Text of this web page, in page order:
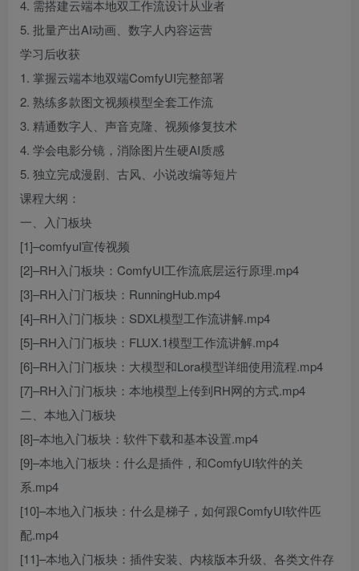
4. 需搭建云端本地双工作流设计从业者
5. 批量产出AI动画、数字人内容运营
学习后收获
1. 掌握云端本地双端ComfyUI完整部署
2. 熟练多款图文视频模型全套工作流
3. 精通数字人、声音克隆、视频修复技术
4. 学会电影分镜，消除图片生硬AI质感
5. 独立完成漫剧、古风、小说改编等短片
课程大纲：
一、入门板块
[1]–comfyuI宣传视频
[2]–RH入门板块：ComfyUI工作流底层运行原理.mp4
[3]–RH入门门板块：RunningHub.mp4
[4]–RH入门门板块：SDXL模型工作流讲解.mp4
[5]–RH入门门板块：FLUX.1模型工作流讲解.mp4
[6]–RH入门门板块：大模型和Lora模型详细使用流程.mp4
[7]–RH入门门板块：本地模型上传到RH网的方式.mp4
二、本地入门板块
[8]–本地入门板块：软件下载和基本设置.mp4
[9]–本地入门板块：什么是插件，和ComfyUI软件的关
系.mp4
[10]–本地入门板块：什么是梯子，如何跟ComfyUI软件匹
配.mp4
[11]–本地入门板块：插件安装、内核版本升级、各类文件存